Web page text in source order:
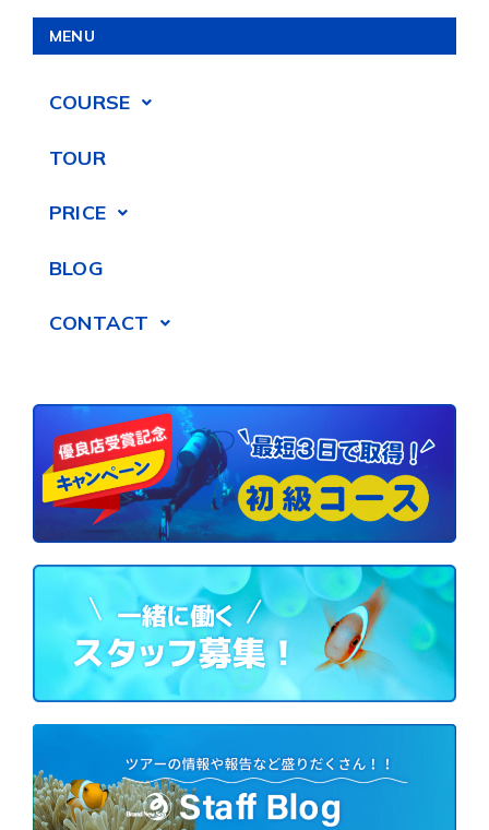
MENU
COURSE
TOUR
PRICE
BLOG
CONTACT